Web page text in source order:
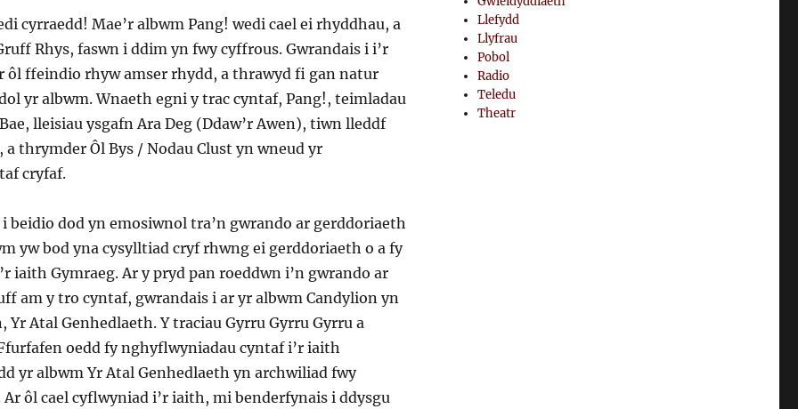
cyrraedd! Mae’r albwm Pang! wedi cael ei rhyddhau, a
Rhys, faswn i ddim yn fwy cyffrous. Gwrandais i i’r
ôl ffeindio rhyw amser rhydd, a thrawyd fi gan natur
yr albwm. Wnaeth egni y trac cyntaf, Pang!, teimladau
lleisiau ysgafn Ara Deg (Ddaw’r Awen), tiwn lleddf
thrymder Ôl Bys / Nodau Clust yn wneud yr
cryfaf.
beidio dod yn emosiwnol tra’n gwrando ar gerddoriaeth
yw bod yna cysylltiad cryf rhwng ei gerddoriaeth o a fy
iaith Gymraeg. Ar y pryd pan roeddwn i’n gwrando ar
am y tro cyntaf, gwrandais i ar yr albwm Candylion yn
Yr Atal Genhedlaeth. Y traciau Gyrru Gyrru Gyrru a
oedd fy nghyflwyniadau cyntaf i’r iaith
yr albwm Yr Atal Genhedlaeth yn archwiliad fwy
ôl cael cyflwyniad i’r iaith, mi benderfynais i ddysgu
Llefydd
Llyfrau
Pobol
Radio
Teledu
Theatr